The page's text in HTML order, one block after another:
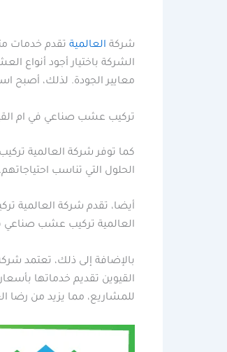
شركة العالمية تقدم خدمات
الشركة باختيار أجود
معايير الجودة. لذلك، أصبح
تركيب عشب صناعي في ام
كما توفر شركة العالمية
الحلول التي تناسب
أيضا، تقدم شركة العالمية
العالمية تركيب عشب صناعي
بالإضافة إلى ذلك، تعتمد
القيوين تقديم خدماتها
للمشاريع، مما يزيد من رضا